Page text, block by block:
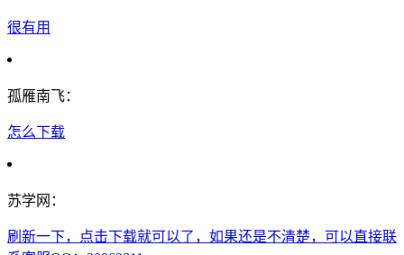
很有用
孤雁南飞：
怎么下载
苏学网：
刷新一下，点击下载就可以了，如果还是不清楚，可以直接联